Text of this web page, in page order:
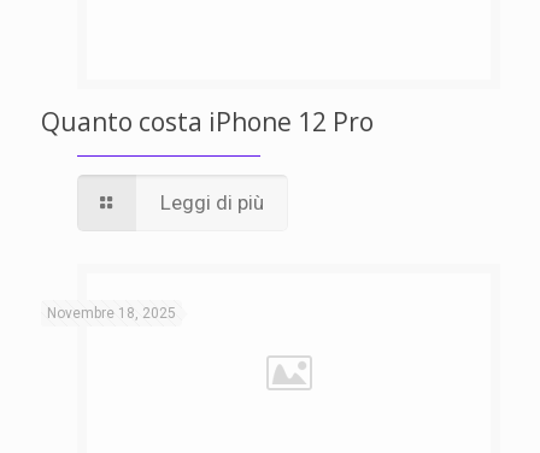
Quanto costa iPhone 12 Pro
Leggi di più
Novembre 18, 2025